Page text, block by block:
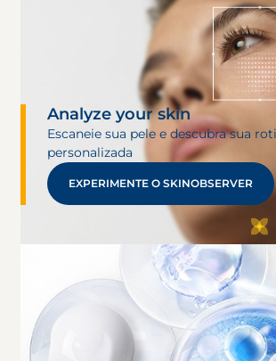
Analyze your skin
Escaneie sua pele e descubra sua
personalizada
EXPERIMENTE O SKINOBSERVER